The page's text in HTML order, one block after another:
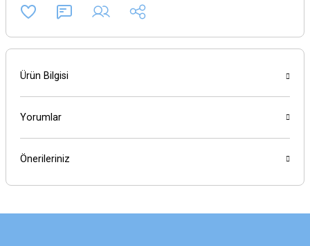
Ürün Bilgisi
Yorumlar
Önerileriniz